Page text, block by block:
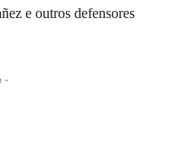
e outros defensores
-